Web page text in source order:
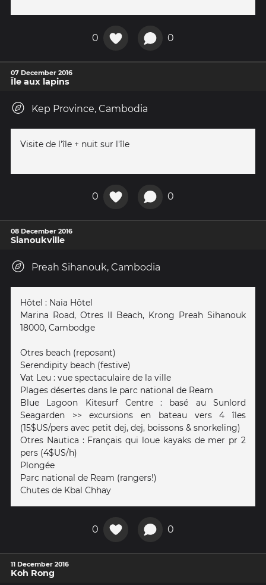
0 0
07 December 2016
Île aux lapins
Kep Province, Cambodia
Visite de l'île + nuit sur l'île
0 0
08 December 2016
Sianoukville
Preah Sihanouk, Cambodia
Hôtel : Naia Hôtel
Marina Road, Otres II Beach, Krong Preah Sihanouk
18000, Cambodge
Otres beach (reposant)
Serendipity beach (festive)
Vat Leu : vue spectaculaire de la ville
Plages désertes dans le parc national de Ream
Blue Lagoon Kitesurf Centre : basé au Sunlord
Seagarden >> excursions en bateau vers 4 îles
(15$US/pers avec petit dej, dej, boissons & snorkeling)
Otres Nautica : Français qui loue kayaks de mer pr 2
pers (4$US/h)
Plongée
Parc national de Ream (rangers!)
Chutes de Kbal Chhay
0 0
11 December 2016
Koh Rong